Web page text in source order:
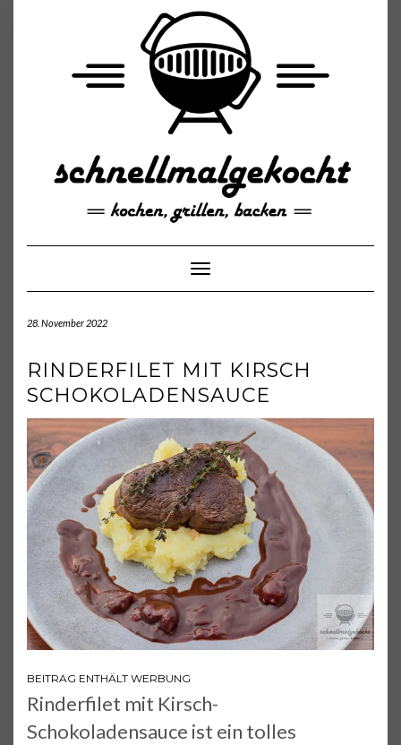
Toggle Navigation
28. November 2022
RINDERFILET MIT KIRSCH
SCHOKOLADENSAUCE
BEITRAG ENTHÄLT WERBUNG
Rinderfilet mit Kirsch-
Schokoladensauce ist ein tolles